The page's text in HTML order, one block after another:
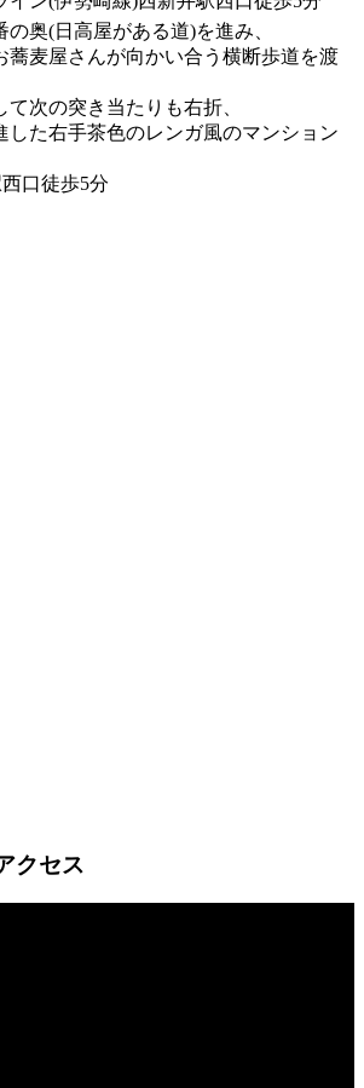
奥(日高屋がある道)を進み、
蕎麦屋さんが向かい合う横断歩道を渡
次の突き当たりも右折、
した右手茶色のレンガ風のマンション
口徒歩5分
クセス